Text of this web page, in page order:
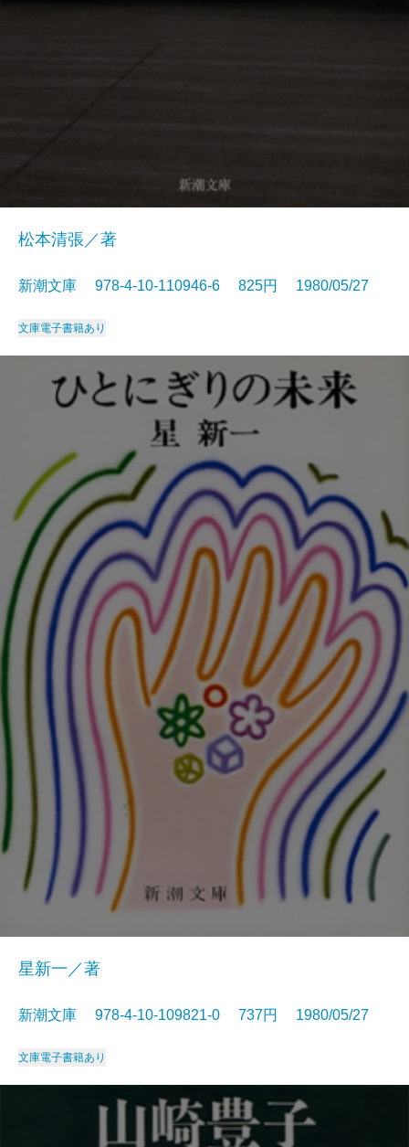
松本清張／著
新潮文庫 978-4-10-110946-6 825円 1980/05/27
文庫電子書籍あり
星新一／著
新潮文庫 978-4-10-109821-0 737円 1980/05/27
文庫電子書籍あり